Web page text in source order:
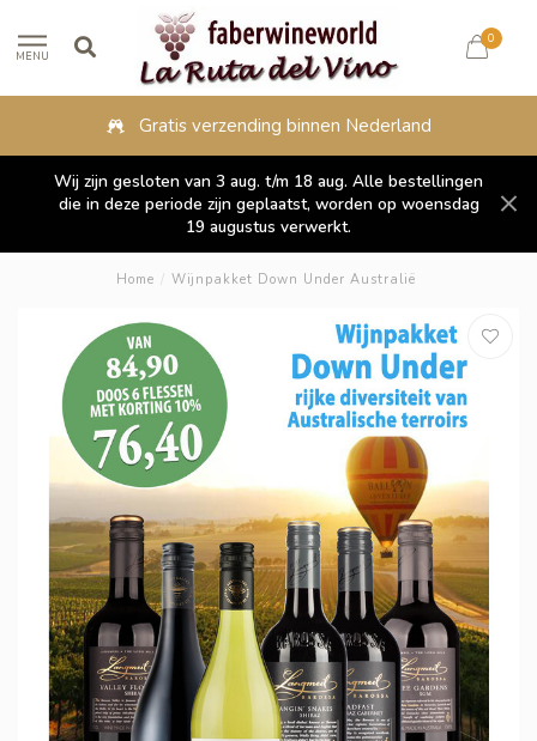
MENU
0
Gratis verzending binnen Nederland
Wij zijn gesloten van 3 aug. t/m 18 aug. Alle bestellingen
die in deze periode zijn geplaatst, worden op woensdag
19 augustus verwerkt.
Home / Wijnpakket Down Under Australië